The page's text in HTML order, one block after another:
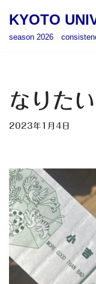
ツ
へ
KYOTO
season 2026
なりた
2023年1月4日